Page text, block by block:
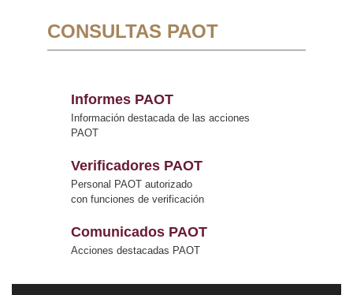
CONSULTAS PAOT
Informes PAOT
Información destacada de las acciones
PAOT
Verificadores PAOT
Personal PAOT autorizado
con funciones de verificación
Comunicados PAOT
Acciones destacadas PAOT